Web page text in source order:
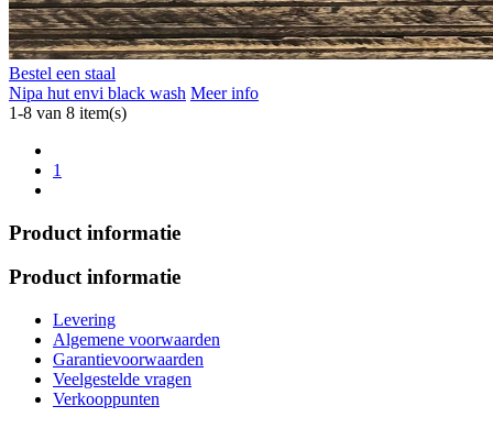
Bestel een staal
Nipa hut envi black wash Meer info
1-8 van 8 item(s)
1
Product informatie
Product informatie
Levering
Algemene voorwaarden
Garantievoorwaarden
Veelgestelde vragen
Verkooppunten